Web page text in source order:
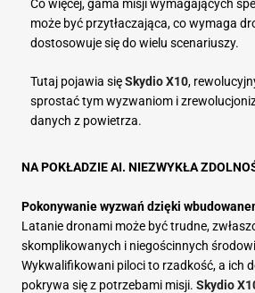
Co więcej, gama misji wymagających
może być przytłaczająca, co wymaga
dostosowuje się do wielu scenariuszy.
Tutaj pojawia sięSkydio X10,
sprostać tym wyzwaniom i
danych z powietrza.
NA POKŁADZIE AI. NIEZWYKŁA
Pokonywanie wyzwań dzięki
Latanie dronami może być trudne,
skomplikowanych i niegościnnych
Wykwalifikowani piloci to rzadkość, a ich
pokrywa się z potrzebami misji. Skydio